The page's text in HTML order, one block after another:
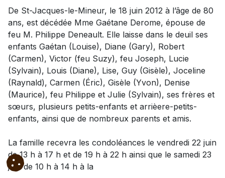
De St-Jacques-le-Mineur, le 18 juin 2012 à l’âge de 80
ans, est décédée Mme Gaétane Derome, épouse de
feu M. Philippe Deneault. Elle laisse dans le deuil ses
enfants Gaétan (Louise), Diane (Gary), Robert
(Carmen), Victor (feu Suzy), feu Joseph, Lucie
(Sylvain), Louis (Diane), Lise, Guy (Gisèle), Joceline
(Raynald), Carmen (Éric), Gisèle (Yvon), Denise
(Maurice), feu Philippe et Julie (Sylvain), ses frères et
sœurs, plusieurs petits-enfants et arrièere-petits-
enfants, ainsi que de nombreux parents et amis.
La famille recevra les condoléances le vendredi 22 juin
de 13 h à 17 h et de 19 h à 22 h ainsi que le samedi 23
juin de 10 h à 14 h à la